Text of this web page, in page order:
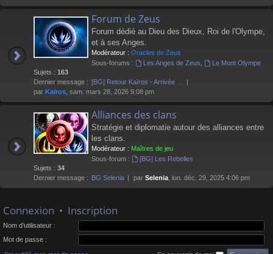
Forum de Zeus
Forum dédié au Dieu des Dieux, Roi de l'Olympe,
et à ses Anges.
Modérateur : Oracles de Zeus
Sous-forums :
Les Anges de Zeus
Le Mont Olympe
Sujets : 163
Dernier message : [BG] Retour Kaïros - Arrivée …
par Kaïros , sam. mars 28, 2026 9:08 pm
Alliances des clans
Stratégie et diplomatie autour des alliances entre
les clans.
Modérateur : Maîtres de jeu
Sous-forum :
[BG] Les Rebelles
Sujets : 34
Dernier message : BG Selenia par Selenia , lun. déc. 29, 2025 4:06 pm
Connexion • Inscription
Nom d’utilisateur :
Mot de passe :